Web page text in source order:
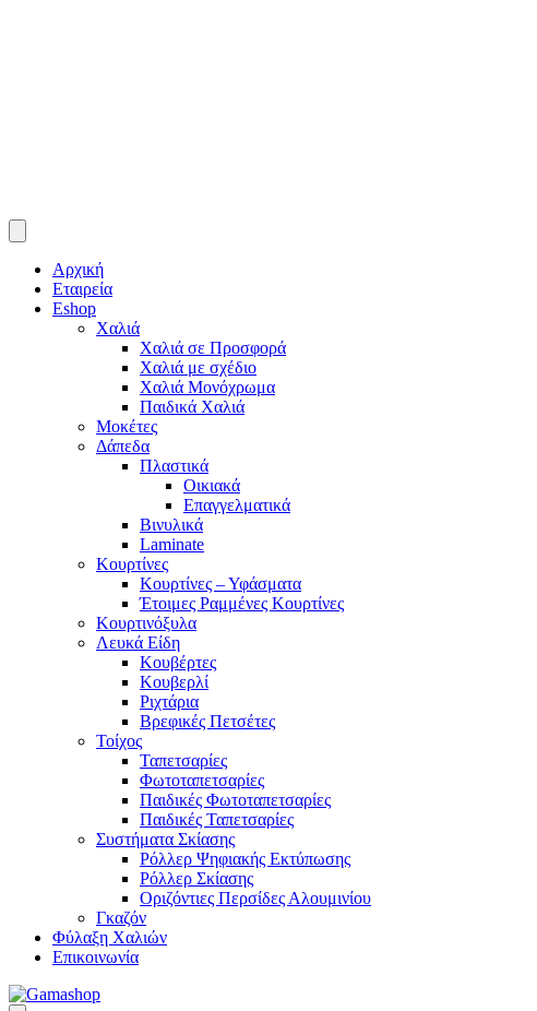
Αρχική
Εταιρεία
Eshop
Χαλιά
Χαλιά σε Προσφορά
Χαλιά με σχέδιο
Χαλιά Μονόχρωμα
Παιδικά Χαλιά
Μοκέτες
Δάπεδα
Πλαστικά
Οικιακά
Επαγγελματικά
Βινυλικά
Laminate
Κουρτίνες
Κουρτίνες – Υφάσματα
Έτοιμες Ραμμένες Κουρτίνες
Κουρτινόξυλα
Λευκά Είδη
Κουβέρτες
Κουβερλί
Ριχτάρια
Βρεφικές Πετσέτες
Τοίχος
Ταπετσαρίες
Φωτοταπετσαρίες
Παιδικές Φωτοταπετσαρίες
Παιδικές Ταπετσαρίες
Συστήματα Σκίασης
Ρόλλερ Ψηφιακής Εκτύπωσης
Ρόλλερ Σκίασης
Οριζόντιες Περσίδες Αλουμινίου
Γκαζόν
Φύλαξη Χαλιών
Επικοινωνία